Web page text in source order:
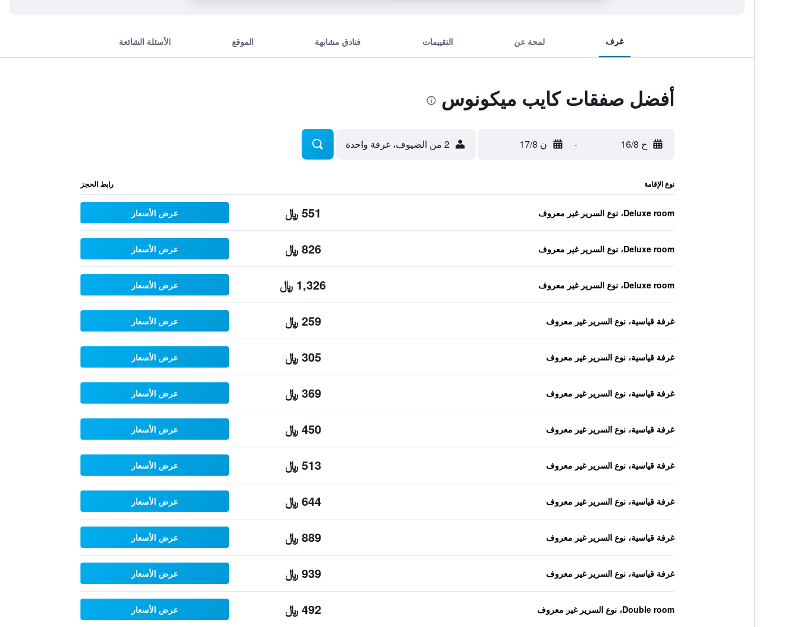
غرف لمحة عن التقييمات فنادق مشابهة الموقع الأسئلة الشائعة
أفضل صفقات كايب ميكونوس
ح 16/8 - ن 17/8 2 من الضيوف، غرفة واحدة
نوع الإقامة رابط الحجز
Deluxe room، نوع السرير غير معروف 551 ﷼ عرض الأسعار
Deluxe room، نوع السرير غير معروف 826 ﷼ عرض الأسعار
Deluxe room، نوع السرير غير معروف 1,326 ﷼ عرض الأسعار
غرفة قياسية، نوع السرير غير معروف 259 ﷼ عرض الأسعار
غرفة قياسية، نوع السرير غير معروف 305 ﷼ عرض الأسعار
غرفة قياسية، نوع السرير غير معروف 369 ﷼ عرض الأسعار
غرفة قياسية، نوع السرير غير معروف 450 ﷼ عرض الأسعار
غرفة قياسية، نوع السرير غير معروف 513 ﷼ عرض الأسعار
غرفة قياسية، نوع السرير غير معروف 644 ﷼ عرض الأسعار
غرفة قياسية، نوع السرير غير معروف 889 ﷼ عرض الأسعار
غرفة قياسية، نوع السرير غير معروف 939 ﷼ عرض الأسعار
Double room، نوع السرير غير معروف 492 ﷼ عرض الأسعار